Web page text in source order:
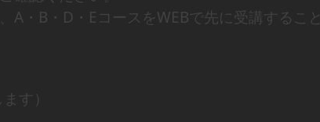
・B・D・EコースをWEBで先に受講すること
す）